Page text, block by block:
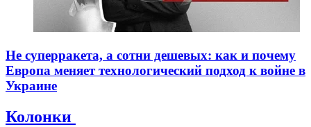
Не суперракета, а сотни дешевых: как и почему
Европа меняет технологический подход к войне в
Украине
Колонки